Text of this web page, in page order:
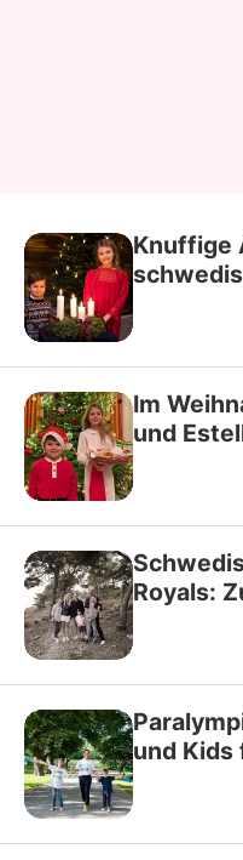
Knuffige
Im
und
Royals:
und Kids